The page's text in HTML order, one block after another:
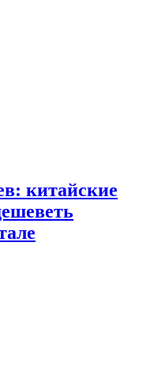
китайские